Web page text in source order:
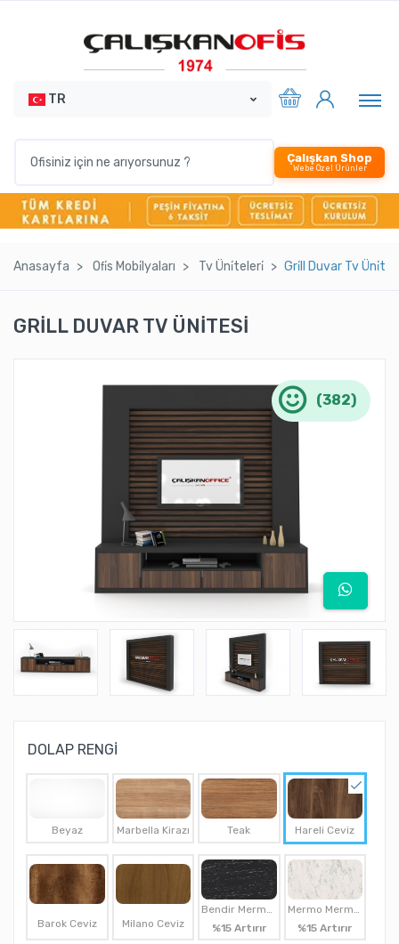
TR
Çalışkan Shop
Webe Özel Ürünler
Anasayfa Ofi̇s Mobi̇lyaları Tv Üni̇teleri̇ Gri̇ll Duvar Tv
GRİLL DUVAR TV ÜNİTESİ
(382)
DOLAP RENGİ
Beyaz Marbella Kirazı Teak Hareli Ceviz
Barok Ceviz Milano Ceviz
Bendir Mermer
%15 Artırır
Mermo Mermer
%15 Artırır